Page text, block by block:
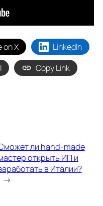
on X
LinkedIn
Copy Link
ли hand-made
открыть ИП и
в Италии?
→